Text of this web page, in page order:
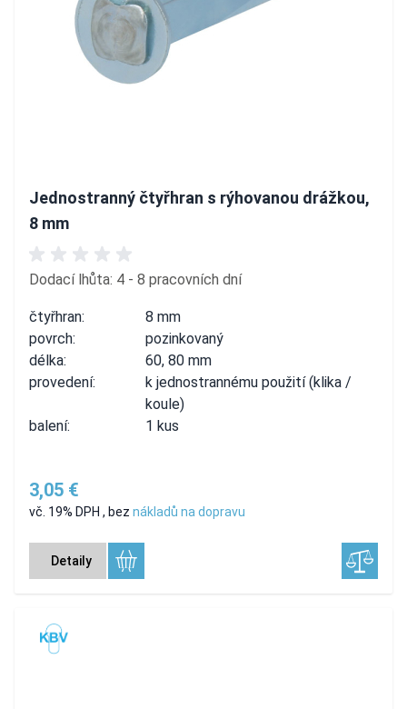
Jednostranný čtyřhran s rýhovanou drážkou,
8 mm
Dodací lhůta: 4 - 8 pracovních dní
čtyřhran:
8 mm
povrch:
pozinkovaný
délka:
60, 80 mm
provedení:
k jednostrannému použití (klika /
koule)
balení:
1 kus
3,05 €
vč. 19% DPH , bez nákladů na dopravu
Detaily